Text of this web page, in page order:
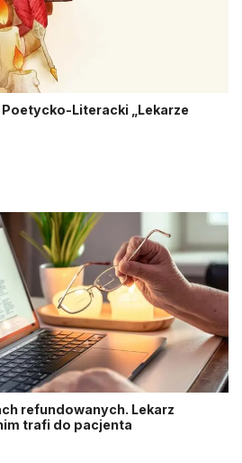
Literacki „Lekarze
refundowanych. Lekarz
trafi do pacjenta